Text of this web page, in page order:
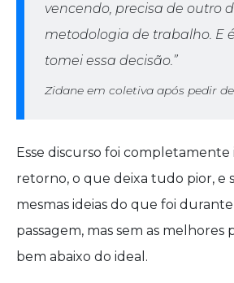
vencendo, precisa de outro
metodologia de trabalho. E
tomei essa decisão.”
Zidane em coletiva após pedir
Esse discurso foi
retorno, o que deixa tudo pior, e
mesmas ideias do que foi
passagem, mas sem as melhores
bem abaixo do ideal.